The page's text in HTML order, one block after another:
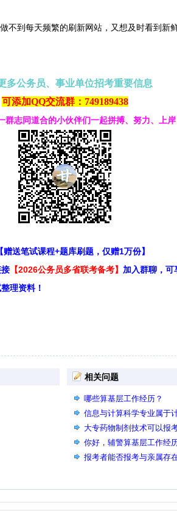
不到每天频繁的刷新网站，又想及时看到新
多公务员、事业单位招考重要信息
可添加QQ交流群：749189438
群志同道合的小伙伴们一起拼搏、努力、上岸
【赠送笔试课程+题库刷题，仅赠1万份】
【2026公务员多省联考备考】 加入群聊，可
理资料！
相关问题
哪些算基层工作经历？
信息与计算科学专业属于
大专药物制剂技术可以报
你好，辅警算基层工作经
报考者能否报考与亲属存